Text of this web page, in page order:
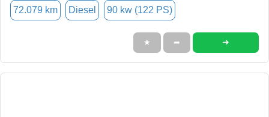
72.079 km Diesel 90 kw (122 PS)
★ ➦ ➜